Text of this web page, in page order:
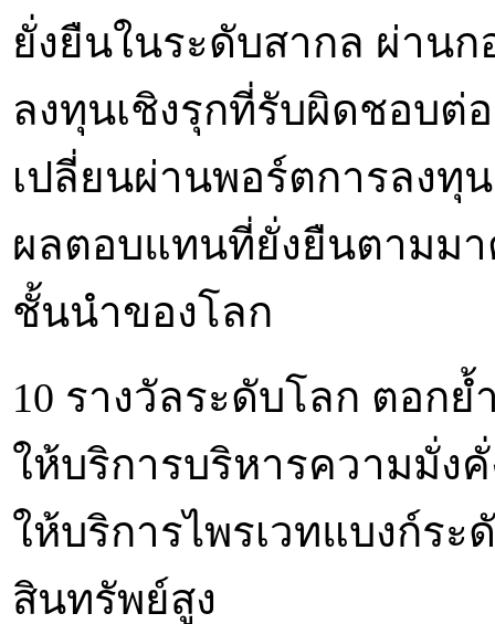
ยั่งยืนในระดับสากล ผ่านก
ลงทุนเชิงรุกที่รับผิดชอบต่
เปลี่ยนผ่านพอร์ตการลงทุ
ผลตอบแทนที่ยั่งยืนตามมา
ชั้นนำของโลก
10 รางวัลระดับโลก ตอก
ให้บริการบริหารความมั่ง
ให้บริการไพรเวทแบงก์ร
สินทรัพย์สูง